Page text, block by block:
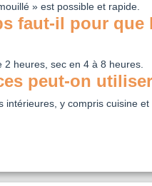
» est possible et rapide.
faut-il pour que
2 heures, sec en 4 à 8 heures.
peut-on
intérieures, y compris cuisine et